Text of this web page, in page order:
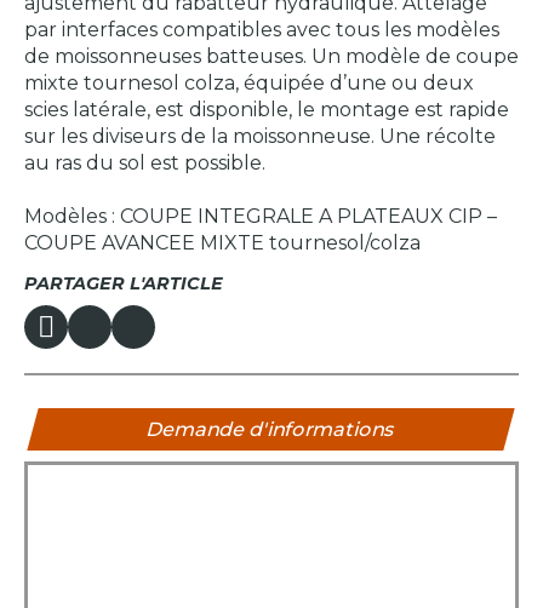
PARTAGER L'ARTICLE
par interfaces compatibles avec tous les modèles
de moissonneuses batteuses. Un modèle de coupe
mixte tournesol colza, équipée d’une ou deux
scies latérale, est disponible, le montage est rapide
sur les diviseurs de la moissonneuse. Une récolte
au ras du sol est possible.
Modèles : COUPE INTEGRALE A PLATEAUX CIP –
COUPE AVANCEE MIXTE tournesol/colza
Demande d'informations